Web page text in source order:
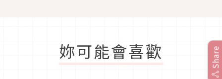
妳可能會喜歡 Share